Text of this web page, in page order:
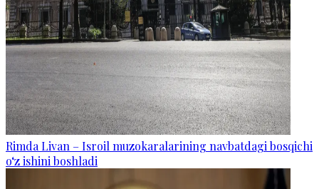
Rimda Livan – Isroil muzokaralarining navbatdagi bosqichi
o‘z ishini boshladi